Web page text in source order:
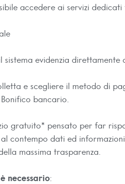
accedere ai servizi
sistema evidenzia direttamente
e scegliere il metodo di
bancario.
gratuito* pensato per far
contempo dati ed
massima trasparenza.
necessario: